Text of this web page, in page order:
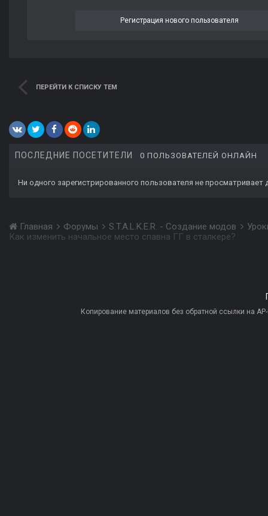
Регистрация нового пользователя
ПЕРЕЙТИ К СПИСКУ ТЕМ
ПОСЛЕДНИЕ ПОСЕТИТЕЛИ 0 ПОЛЬЗОВАТЕЛЕЙ ОНЛАЙН
Ни одного зарегистрированного пользователя не просматривает
Главная Форумы S.T.A.L.K.E.R. - Создание модов
Как изменить начальное место спавна ГГ в сталкере?
Копирование материалов без обратной ссылки на